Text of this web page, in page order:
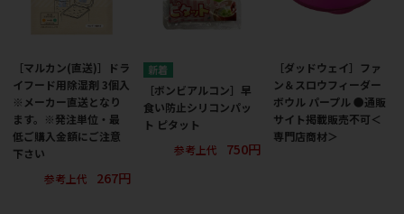
［マルカン(直送)］ドラ
イフード用除湿剤 3個入
※メーカー直送となり
ます。※発注単位・最
低ご購入金額にご注意
下さい
参考上代
267円
［ボンビアルコン］早
食い防止シリコンパッ
ト ピタット
参考上代
750円
［ダッドウェイ］ファ
ン＆スロウフィーダー
ボウル パープル ●通販
サイト掲載販売不可＜
専門店商材＞